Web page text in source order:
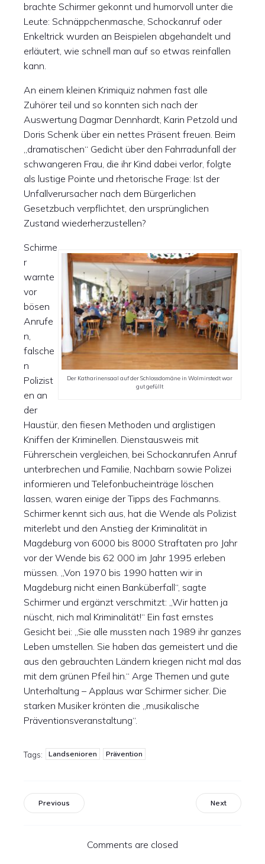
brachte Schirmer gekonnt und humorvoll unter die
Leute: Schnäppchenmasche, Schockanruf oder
Enkeltrick wurden an Beispielen abgehandelt und
erläutert, wie schnell man auf so etwas reinfallen
kann.
An einem kleinen Krimiquiz nahmen fast alle
Zuhörer teil und so konnten sich nach der
Auswertung Dagmar Dennhardt, Karin Petzold und
Doris Schenk über ein nettes Präsent freuen. Beim
„dramatischen“ Gedicht über den Fahrradunfall der
schwangeren Frau, die ihr Kind dabei verlor, folgte
als lustige Pointe und rhetorische Frage: Ist der
Unfallverursacher nach dem Bürgerlichen
Gesetzbuch verpflichtet, den ursprünglichen
Zustand wiederherzustellen?
Der Katharinensaal auf der Schlossdomäne in Wolmirstedt war
gut gefüllt
Schirme
r
warnte
vor
bösen
Anrufe
n,
falsche
n
Polizist
en an
der
Haustür, den fiesen Methoden und arglistigen
Kniffen der Kriminellen. Dienstausweis mit
Führerschein vergleichen, bei Schockanrufen Anruf
unterbrechen und Familie, Nachbarn sowie Polizei
informieren und Telefonbucheinträge löschen
lassen, waren einige der Tipps des Fachmanns.
Schirmer kennt sich aus, hat die Wende als Polizist
miterlebt und den Anstieg der Kriminalität in
Magdeburg von 6000 bis 8000 Straftaten pro Jahr
vor der Wende bis 62 000 im Jahr 1995 erleben
müssen. „Von 1970 bis 1990 hatten wir in
Magdeburg nicht einen Banküberfall“, sagte
Schirmer und ergänzt verschmitzt: „Wir hatten ja
nüscht, nich mal Kriminalität!“ Ein fast ernstes
Gesicht bei: „Sie alle mussten nach 1989 ihr ganzes
Leben umstellen. Sie haben das gemeistert und die
aus den gebrauchten Ländern kriegen nicht mal das
mit dem grünen Pfeil hin.“ Arge Themen und gute
Unterhaltung – Applaus war Schirmer sicher. Die
starken Musiker krönten die „musikalische
Präventionsveranstaltung“.
Tags: Landsenioren Prävention
Previous Next
Comments are closed